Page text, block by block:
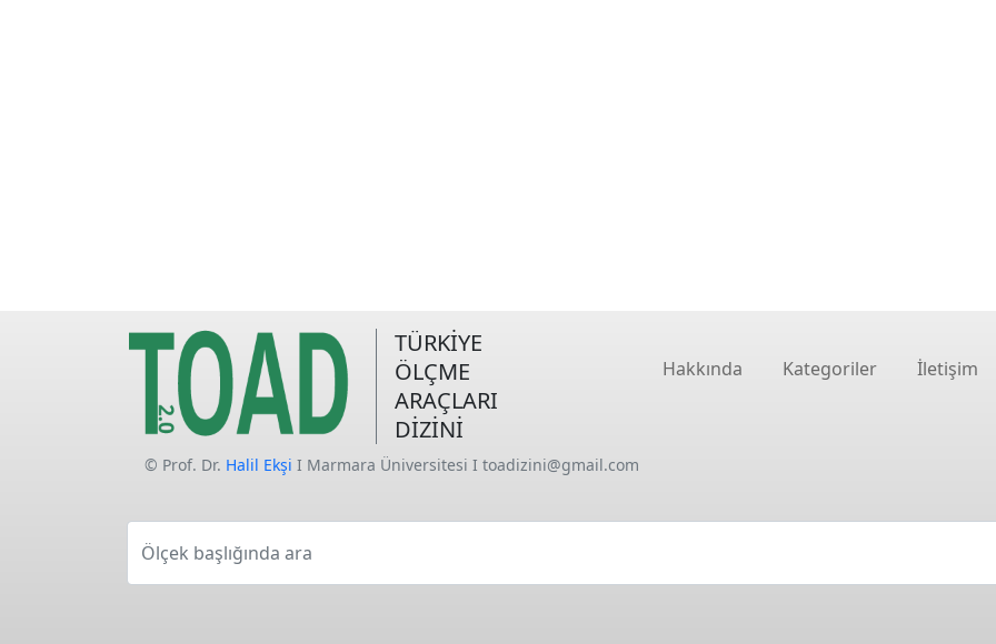
TÜRKİYE
ÖLÇME
ARAÇLARI
DİZİNİ
Hakkında Kategoriler İletişim
© Prof. Dr. Halil Ekşi I Marmara Üniversitesi I toadizini@gmail.com
Ölçek başlığında ara